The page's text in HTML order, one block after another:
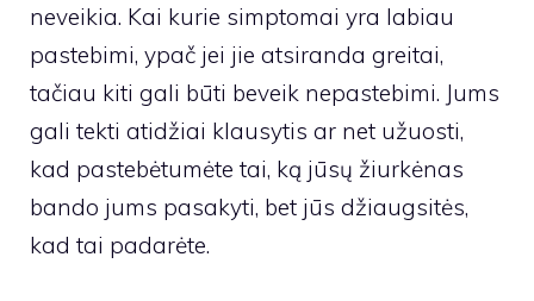
neveikia. Kai kurie simptomai yra labiau
pastebimi, ypač jei jie atsiranda greitai,
tačiau kiti gali būti beveik nepastebimi. Jums
gali tekti atidžiai klausytis ar net užuosti,
kad pastebėtumėte tai, ką jūsų žiurkėnas
bando jums pasakyti, bet jūs džiaugsitės,
kad tai padarėte.